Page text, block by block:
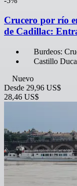
Crucero por río
de Cadillac:
Burdeos:
Castillo
Nuevo
Desde 29,96 US$
28,46 US$